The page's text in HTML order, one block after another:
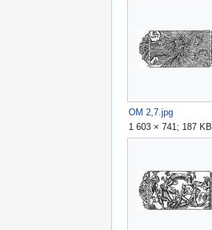
OM 2,7.jpg
1 603 × 741; 187 KB